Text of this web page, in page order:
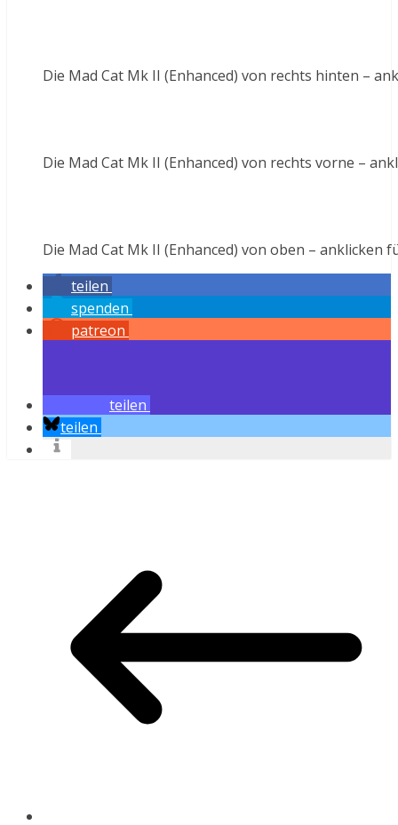
Die Mad Cat Mk II (Enhanced) von rechts hinten –
Die Mad Cat Mk II (Enhanced) von rechts vorne –
Die Mad Cat Mk II (Enhanced) von oben – anklicken
teilen
spenden
patreon
teilen
teilen